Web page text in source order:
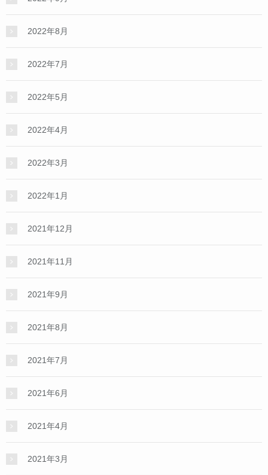
2022年8月
2022年7月
2022年5月
2022年4月
2022年3月
2022年1月
2021年12月
2021年11月
2021年9月
2021年8月
2021年7月
2021年6月
2021年4月
2021年3月